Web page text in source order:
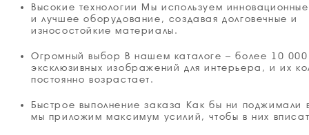
Высокие технологии Мы используем
и лучшее оборудование, создавая долговечные и
износостойкие материалы.
Огромный выбор В нашем каталоге – более 10 000
эксклюзивных изображений для интерьера, и их
постоянно возрастает.
Быстрое выполнение заказа Как бы ни поджимали
мы приложим максимум усилий, чтобы в них